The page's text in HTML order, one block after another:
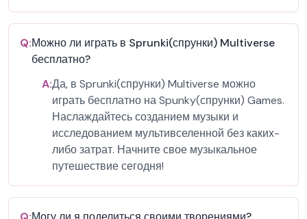
Q:Можно ли играть в Sprunki(спрунки) Multiverse
бесплатно?
A:Да, в Sprunki(спрунки) Multiverse можно
играть бесплатно на Spunky(спрунки) Games.
Наслаждайтесь созданием музыки и
исследованием мультивселенной без каких-
либо затрат. Начните свое музыкальное
путешествие сегодня!